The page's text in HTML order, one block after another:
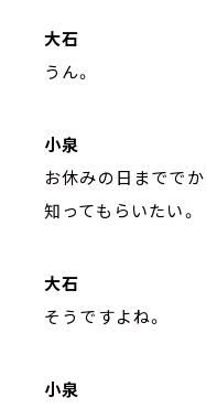
大石
うん。
小泉
お休みの日までで
知ってもらいたい。
大石
そうですよね。
小泉